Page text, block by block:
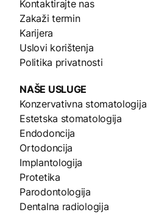
Kontaktirajte nas
Zakaži termin
Karijera
Uslovi korištenja
Politika privatnosti
NAŠE USLUGE
Konzervativna stomatologija
Estetska stomatologija
Endodoncija
Ortodoncija
Implantologija
Protetika
Parodontologija
Dentalna radiologija